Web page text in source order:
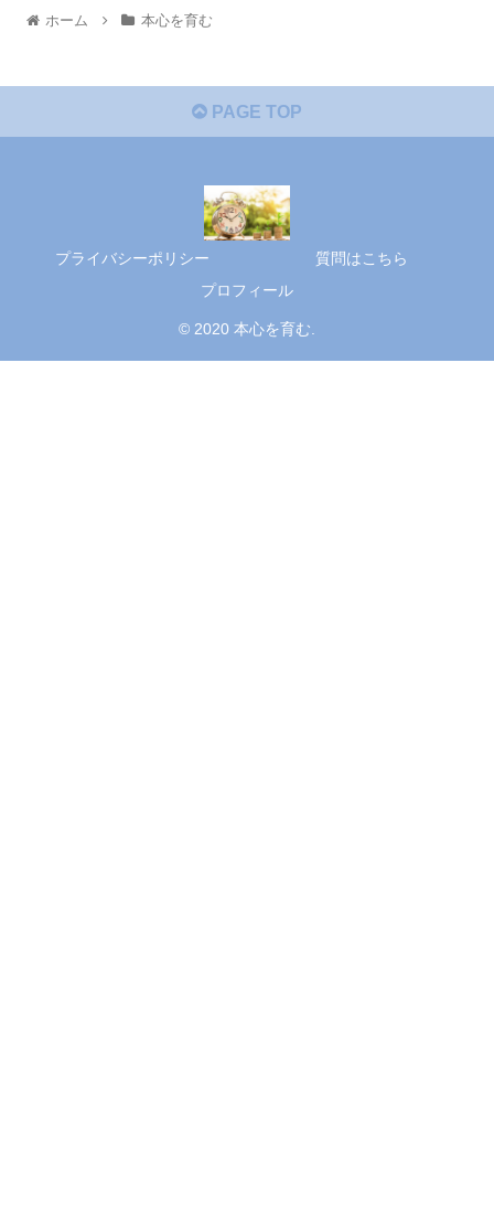
ホーム 本心を育む
PAGE TOP
プライバシーポリシー
質問はこちら
プロフィール
© 2020 本心を育む.